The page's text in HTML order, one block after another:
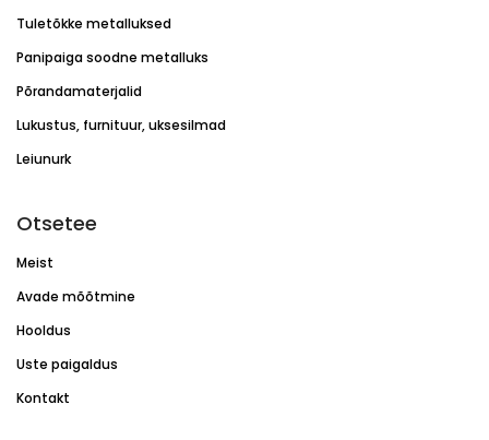
Tuletõkke metalluksed
Panipaiga soodne metalluks
Põrandamaterjalid
Lukustus, furnituur, uksesilmad
Leiunurk
Otsetee
Meist
Avade mõõtmine
Hooldus
Uste paigaldus
Kontakt